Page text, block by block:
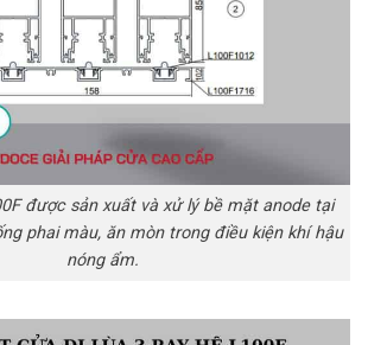
được sản xuất và xử lý bề mặt anode tại
phai màu, ăn mòn trong điều kiện khí hậu
nóng ẩm.